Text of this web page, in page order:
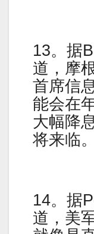
13。据
道，摩
首席信
能会在
大幅降
将来临。
14。据
道，美